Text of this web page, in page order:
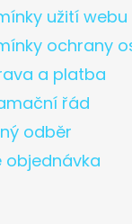
užití webu
ochrany
a platba
řád
odběr
objednávka